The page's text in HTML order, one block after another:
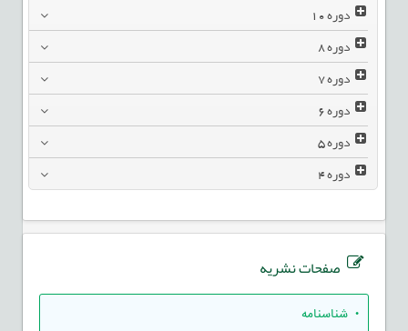
دوره10
دوره8
دوره7
دوره6
دوره5
دوره4
صفحات نشریه
• شناسنامه